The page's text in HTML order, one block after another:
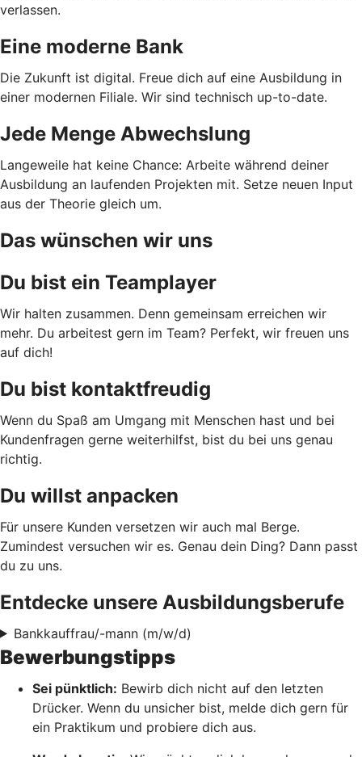
verlassen.
Eine moderne Bank
Die Zukunft ist digital. Freue dich auf eine Ausbildung in
einer modernen Filiale. Wir sind technisch up-to-date.
Jede Menge Abwechslung
Langeweile hat keine Chance: Arbeite während deiner
Ausbildung an laufenden Projekten mit. Setze neuen Input
aus der Theorie gleich um.
Das wünschen wir uns
Du bist ein Teamplayer
Wir halten zusammen. Denn gemeinsam erreichen wir
mehr. Du arbeitest gern im Team? Perfekt, wir freuen uns
auf dich!
Du bist kontaktfreudig
Wenn du Spaß am Umgang mit Menschen hast und bei
Kundenfragen gerne weiterhilfst, bist du bei uns genau
richtig.
Du willst anpacken
Für unsere Kunden versetzen wir auch mal Berge.
Zumindest versuchen wir es. Genau dein Ding? Dann passt
du zu uns.
Entdecke unsere Ausbildungsberufe
Bankkauffrau/-mann (m/w/d)
Bewerbungstipps
Sei pünktlich: Bewirb dich nicht auf den letzten
Drücker. Wenn du unsicher bist, melde dich gern für
ein Praktikum und probiere dich aus.